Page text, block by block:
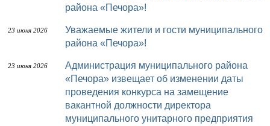
района «Печора»!
23 июня 2026
Уважаемые жители и гости муниципального
района «Печора»!
23 июня 2026
Администрация муниципального района
«Печора» извещает об изменении даты
проведения конкурса на замещение
вакантной должности директора
муниципального унитарного предприятия